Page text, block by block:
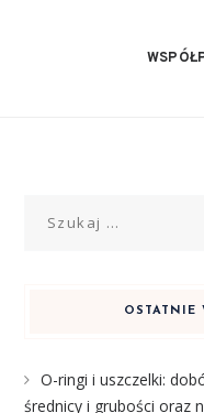
OSTATNIE
O-ringi i uszczelki:
średnicy i grubości oraz